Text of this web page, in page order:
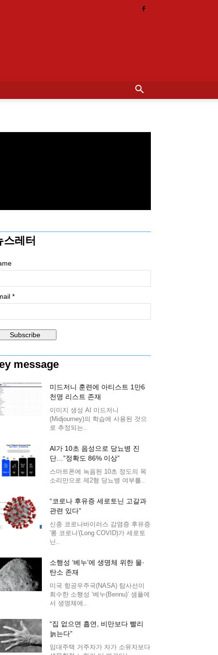
스레터
*
message
미드저니 훈련에 아티스트 1만6
천명 리스트 존재
이미지 생성 AI 미드저니
(Midjourney)의 학습에 사용된 것으
로 추정되는..
AI가 10초 음성으로 당뇨병 진
단…”정확도 86% 이상”
스마트폰에 녹음된 10초 정도의 목
소리만으로 제2형 당뇨병 여부를..
“코로나 후유증 세로토닌 고갈과
관련 있다”
신종 코로나바이러스 감염증 후유증
'롱 코로나'(Long COVID)가 세로토
닌..
소행성 ‘베누’에 생명체 위한 물·
탄소 존재
미국 항공우주국(NASA) 탐사선이
회수한 소행성 ‘베누(Bennu)’ 샘플에
서 생명체에..
“집 없으면 흡연, 비만보다 빨리
늙는다”
임대주택 거주자가 자가 소유자보다